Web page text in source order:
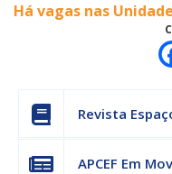
Há vagas nas
Revista
APCEF Em